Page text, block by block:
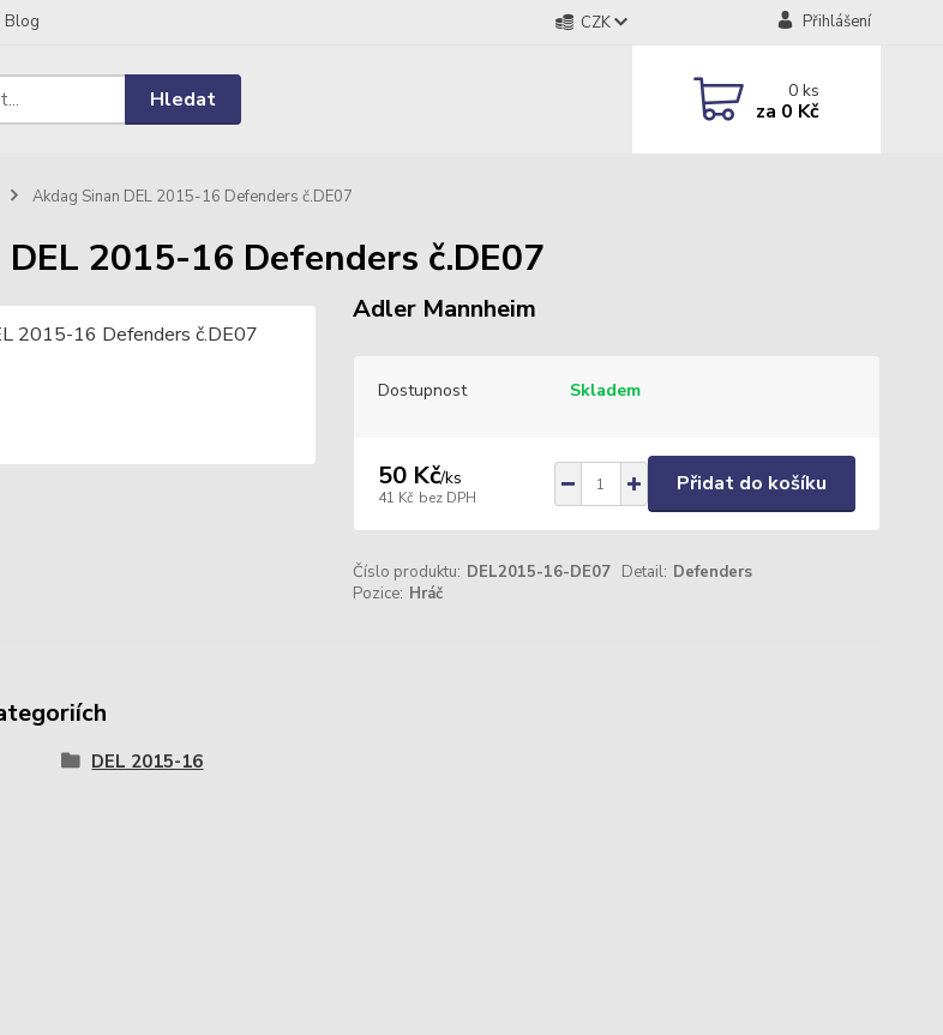
Blog CZK Přihlášení
Hledat 0ks
za 0 Kč
Akdag Sinan DEL 2015-16 Defenders č.DE07
2015-16 Defenders č.DE07
Adler Mannheim
Dostupnost Skladem
50 Kč/ks
41 Kč bez DPH
Přidat do košíku
Číslo produktu: DEL2015-16-DE07 Detail: Defenders
Pozice: Hráč
DEL 2015-16